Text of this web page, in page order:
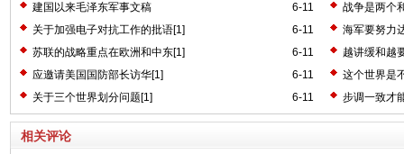
6-11
建国以来毛泽东军事文稿
战争是两个
6-11
关于加强电子对抗工作的批语[1]
海军要努力
6-11
苏联的战略重点在欧洲和中东[1]
越讲缓和越
6-11
应邀请美国国防部长访华[1]
这个世界是
6-11
关于三个世界划分问题[1] 步调一致才
相关评论